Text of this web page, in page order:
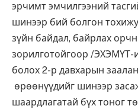
эрчимт эмчилгээний
шинээр бий болгон
зүйн байдал, байрлах
зорилготойгоор /ЭХЭМҮТ-
болох 2-р давхарын
өрөөнүүдийг шинээр
шаардлагатай бүх тоног